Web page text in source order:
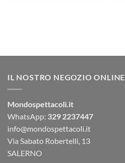
IL NOSTRO NEGOZIO ONLINE
Mondospettacoli.it
WhatsApp: 329 2237447
info@mondospettacoli.it
Via Sabato Robertelli, 13
SALERNO